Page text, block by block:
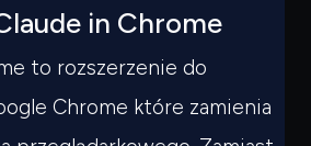
in Chrome
to rozszerzenie do
Chrome które zamienia